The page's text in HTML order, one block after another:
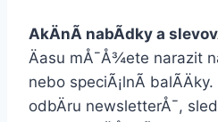
AkÄnÃ­ nabÃ­dky a
Äasu mÅ¯Å¾ete narazit
nebo speciÃ¡lnÃ­ balÃ­Äky.
odbÄru newsletterÅ¯,